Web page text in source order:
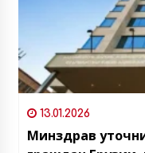
13.01.2026
Минздрав